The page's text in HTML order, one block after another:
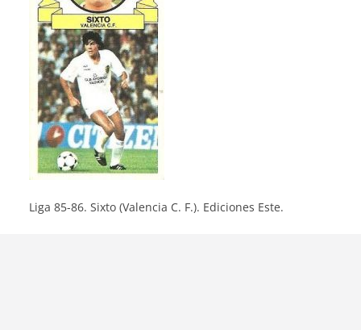
Liga 85-86. Sixto (Valencia C. F.). Ediciones Este.